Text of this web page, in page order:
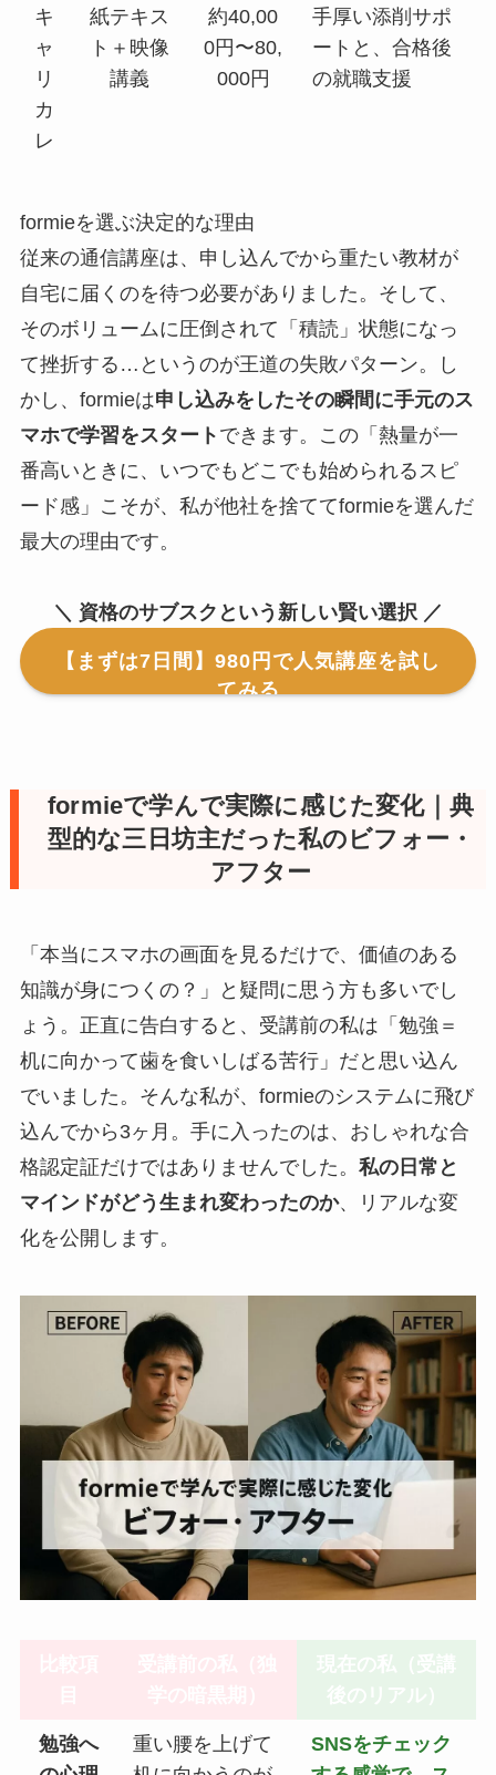
キ
ャ
リ
カ
レ
紙テキス
ト＋映像
講義
約40,00
0円〜80,
000円
手厚い添削サポ
ートと、合格後
の就職支援
formieを選ぶ決定的な理由
従来の通信講座は、申し込んでから重たい教材が
自宅に届くのを待つ必要がありました。そして、
そのボリュームに圧倒されて「積読」状態になっ
て挫折する…というのが王道の失敗パターン。し
かし、formieは申し込みをしたその瞬間に手元のス
マホで学習をスタート できます。この「熱量が一
番高いときに、いつでもどこでも始められるスピ
ード感」こそが、私が他社を捨ててformieを選んだ
最大の理由です。
＼ 資格のサブスクという新しい賢い選択 ／
【まずは7日間】980円で人気講座を試し
てみる
formieで学んで実際に感じた変化｜典
型的な三日坊主だった私のビフォー・
アフター
「本当にスマホの画面を見るだけで、価値のある
知識が身につくの？」と疑問に思う方も多いでし
ょう。正直に告白すると、受講前の私は「勉強＝
机に向かって歯を食いしばる苦行」だと思い込ん
でいました。そんな私が、formieのシステムに飛び
込んでから3ヶ月。手に入ったのは、おしゃれな合
格認定証だけではありませんでした。 私の日常と
マインドがどう生まれ変わったのか、リアルな変
化を公開します。
勉強へ
重い腰を上げて
SNSをチェック